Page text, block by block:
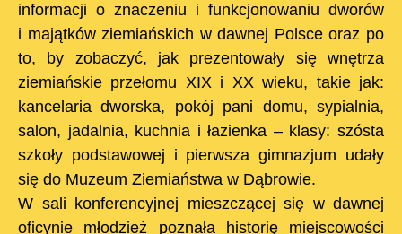
informacji o znaczeniu i funkcjonowaniu dworów
i majątków ziemiańskich w dawnej Polsce oraz po
to, by zobaczyć, jak prezentowały się wnętrza
ziemiańskie przełomu XIX i XX wieku, takie jak:
kancelaria dworska, pokój pani domu, sypialnia,
salon, jadalnia, kuchnia i łazienka – klasy: szósta
szkoły podstawowej i pierwsza gimnazjum udały
się do Muzeum Ziemiaństwa w Dąbrowie.
W sali konferencyjnej mieszczącej się w dawnej
oficynie młodzież poznała historię miejscowości